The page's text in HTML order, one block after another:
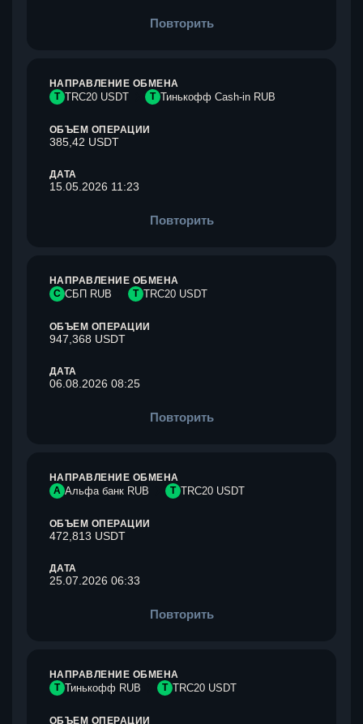
Повторить
НАПРАВЛЕНИЕ ОБМЕНА
T TRC20 USDT Т Тинькофф Cash-in RUB
ОБЪЕМ ОПЕРАЦИИ
385,42 USDT
ДАТА
15.05.2026 11:23
Повторить
НАПРАВЛЕНИЕ ОБМЕНА
С СБП RUB T TRC20 USDT
ОБЪЕМ ОПЕРАЦИИ
947,368 USDT
ДАТА
06.08.2026 08:25
Повторить
НАПРАВЛЕНИЕ ОБМЕНА
А Альфа банк RUB T TRC20 USDT
ОБЪЕМ ОПЕРАЦИИ
472,813 USDT
ДАТА
25.07.2026 06:33
Повторить
НАПРАВЛЕНИЕ ОБМЕНА
Т Тинькофф RUB T TRC20 USDT
ОБЪЕМ ОПЕРАЦИИ